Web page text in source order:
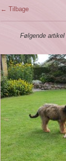
← Tilbage
Følgende